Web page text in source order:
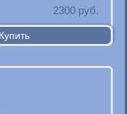
2300 руб.